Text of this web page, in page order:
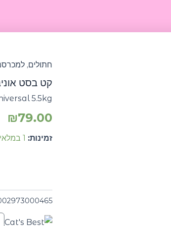
חתולים,
קט בסט
5.5kg
₪79.00
זמינות: 1 במלאי